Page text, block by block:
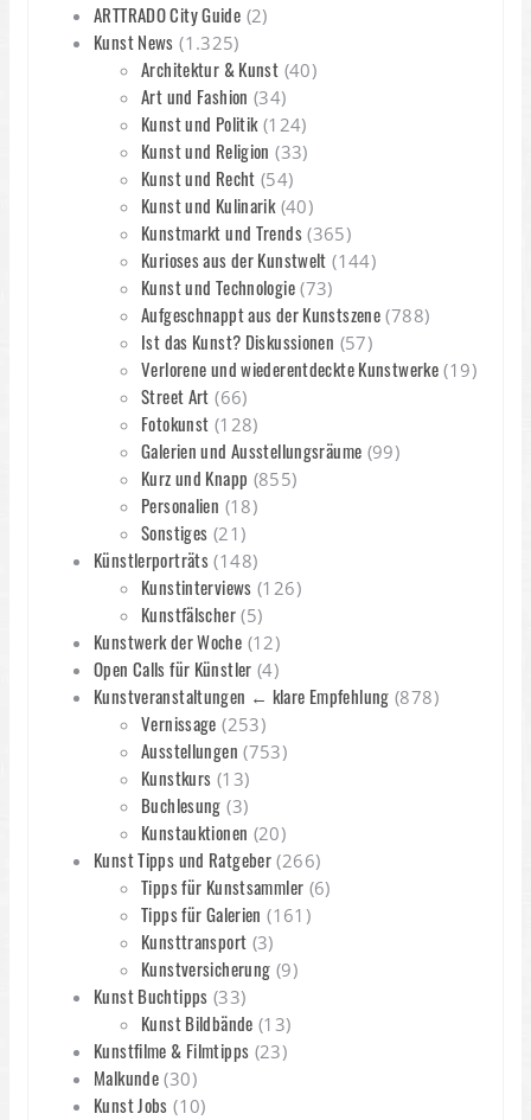
ARTTRADO City Guide (2)
Kunst News (1.325)
Architektur & Kunst (40)
Art und Fashion (34)
Kunst und Politik(124)
Kunst und Religion (33)
Kunst und Recht (54)
Kunst und Kulinarik(40)
Kunstmarkt und Trends(365)
Kurioses aus der Kunstwelt (144)
Kunst und Technologie(73)
Aufgeschnappt aus der Kunstszene (788)
Ist das Kunst? Diskussionen (57)
Verlorene und wiederentdeckte Kunstwerke (19)
Street Art (66)
Fotokunst (128)
Galerien und Ausstellungsräume (99)
Kurz und Knapp (855)
Personalien (18)
Sonstiges (21)
Künstlerporträts (148)
Kunstinterviews (126)
Kunstfälscher(5)
Kunstwerk der Woche (12)
Open Calls für Künstler (4)
Kunstveranstaltungen ← klare Empfehlung (878)
Vernissage (253)
Ausstellungen (753)
Kunstkurs (13)
Buchlesung (3)
Kunstauktionen (20)
Kunst Tipps und Ratgeber (266)
Tipps für Kunstsammler (6)
Tipps für Galerien (161)
Kunsttransport (3)
Kunstversicherung (9)
Kunst Buchtipps (33)
Kunst Bildbände (13)
Kunstfilme & Filmtipps (23)
Malkunde (30)
Kunst Jobs (10)